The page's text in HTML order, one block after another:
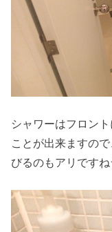
シャワーはフロン
ことが出来ますの
びるのもアリです